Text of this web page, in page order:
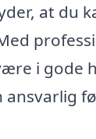
at du
i gode